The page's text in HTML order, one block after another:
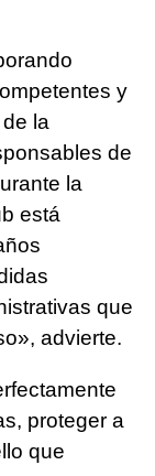
y
la
de
la
está
que
advierte.
proteger a
que